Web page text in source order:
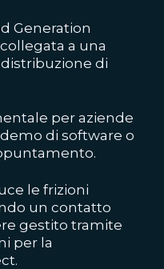
Generation
a una
di
per aziende
di software o
le frizioni
un contatto
gestito tramite
per la